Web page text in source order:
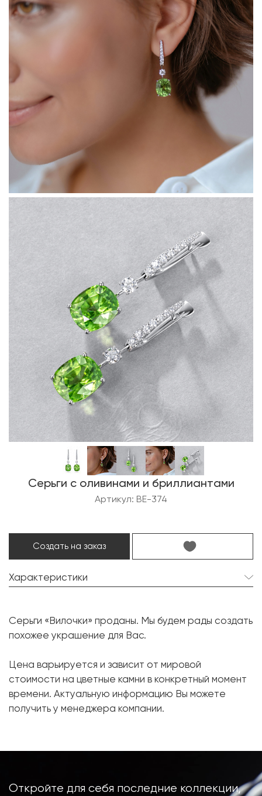
Серьги с оливинами и бриллиантами
Артикул: BE-374
Создать на заказ
Характеристики
Форма огранки:
Овал
Форма огранки:
Металл:
Белое золото, 750 проба
Вес грамм:
Серьги «Вилочки» проданы. Мы будем рады создать
похожее украшение для Вас.
Цена варьируется и зависит от мировой
стоимости на цветные камни в конкретный момент
времени. Актуальную информацию Вы можете
получить у менеджера компании.
Откройте для себя последние коллекции,